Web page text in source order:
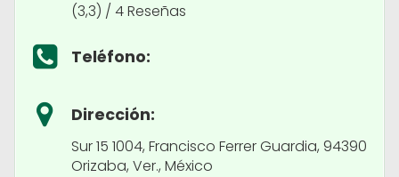
(3,3) / 4 Reseñas
Teléfono:
Dirección:
Sur 15 1004, Francisco Ferrer Guardia, 94390
Orizaba, Ver., México